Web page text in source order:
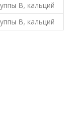
В, кальций
В, кальций